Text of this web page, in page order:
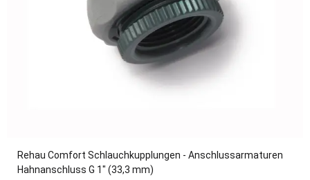
Rehau Comfort Schlauchkupplungen - Anschlussarmaturen
Hahnanschluss G 1" (33,3 mm)